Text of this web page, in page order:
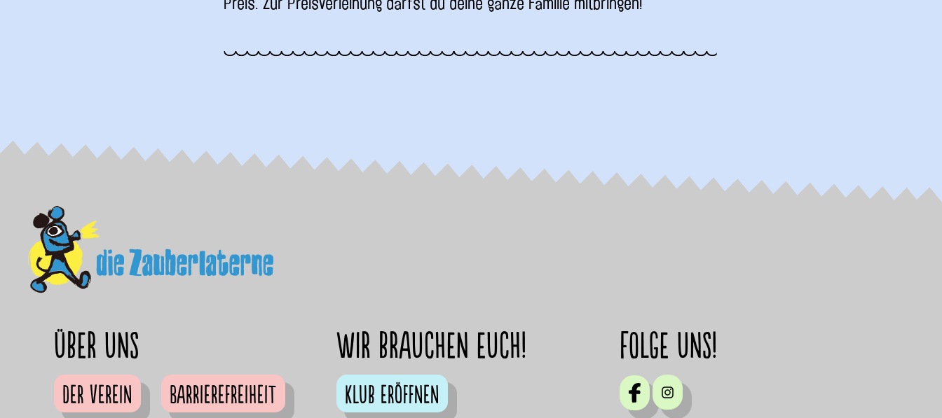
Über uns
Der Verein Barrierefreiheit
Wir brauchen euch!
Klub eröffnen
Folge uns!